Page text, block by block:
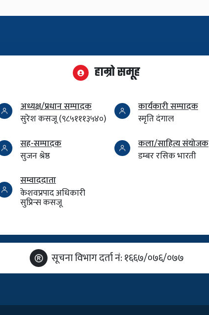
हाम्रो समूह
अध्यक्ष/प्रधान सम्पादक
सुरेश कसजू (९८५१११३५४०)
कार्यकारी सम्पादक
स्मृति दंगाल
सह-सम्पादक
सुजन श्रेष्ठ
कला/साहित्य संयोजक
डम्बर रसिक भारती
सम्वाददाता
केशवप्रपाद अधिकारी
सुप्रिन्स कसजू
सूचना विभाग दर्ता नं: १६६७/०७६/०७७